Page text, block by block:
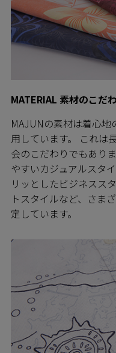
MATERIAL 素材のこだ
MAJUNの素材は着心
用しています。 これは
会のこだわりでもあり
やすいカジュアルスタ
リッとしたビジネスス
トスタイルなど、さま
定しています。